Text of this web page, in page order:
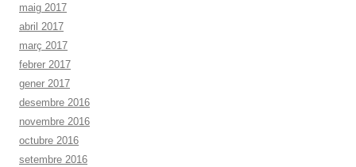
maig 2017
abril 2017
març 2017
febrer 2017
gener 2017
desembre 2016
novembre 2016
octubre 2016
setembre 2016